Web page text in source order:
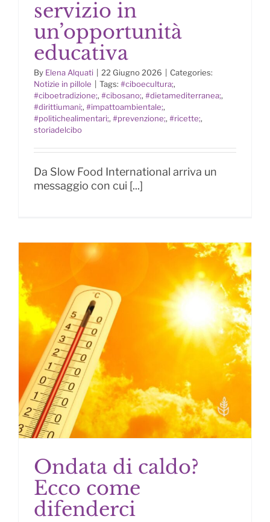
Servizio mensa: valorizzare il
servizio in un’opportunità
educativa
servizio in
un’opportunità
educativa
By Elena Alquati 22 Giugno 2026
Categories:
Notizie in pillole
Tags: #ciboecultura;,
#ciboetradizione;, #cibosano;, #dietamediterranea;,
#dirittiumani;, #impattoambientale;,
#politichealimentari;, #prevenzione;, #ricette;,
storiadelcibo
Da Slow Food International arriva un
messaggio con cui [...]
Ondata di caldo?
Ecco come
difenderci